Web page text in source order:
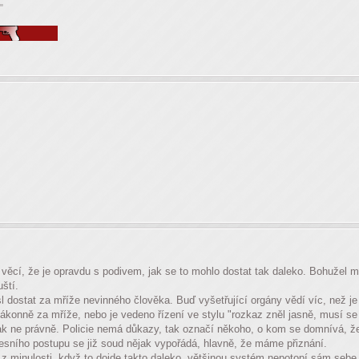
že je opravdu s podivem, jak se to mohlo dostat tak daleko. Bohužel
dostat za mříže nevinného člověka. Buď vyšetřující orgány vědí víc, než
za mříže, nebo je vedeno řízení ve stylu "rozkaz zněl jasně, musí
ne právně. Policie nemá důkazy, tak označí někoho, o kom se domnívá,
postupu se již soud nějak vypořádá, hlavně, že máme přiznání.